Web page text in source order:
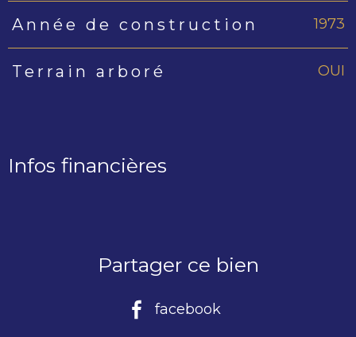
Année de construction 1973
Terrain arboré OUI
Infos financières
Partager ce bien
facebook